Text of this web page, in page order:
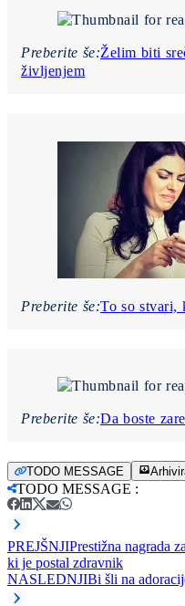
Preberite še:Želim biti
življenjem
Preberite še:To so stvari,
Preberite še:Da boste
TODO MESSAGE
TODO MESSAGE :
PREJŠNJIPrestižna nagrada
ki je postal zdravnik
NASLEDNJIBi šli na